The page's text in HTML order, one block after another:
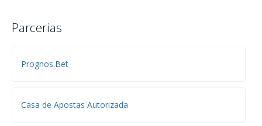
Parcerias
Prognos.Bet
Casa de Apostas Autorizada